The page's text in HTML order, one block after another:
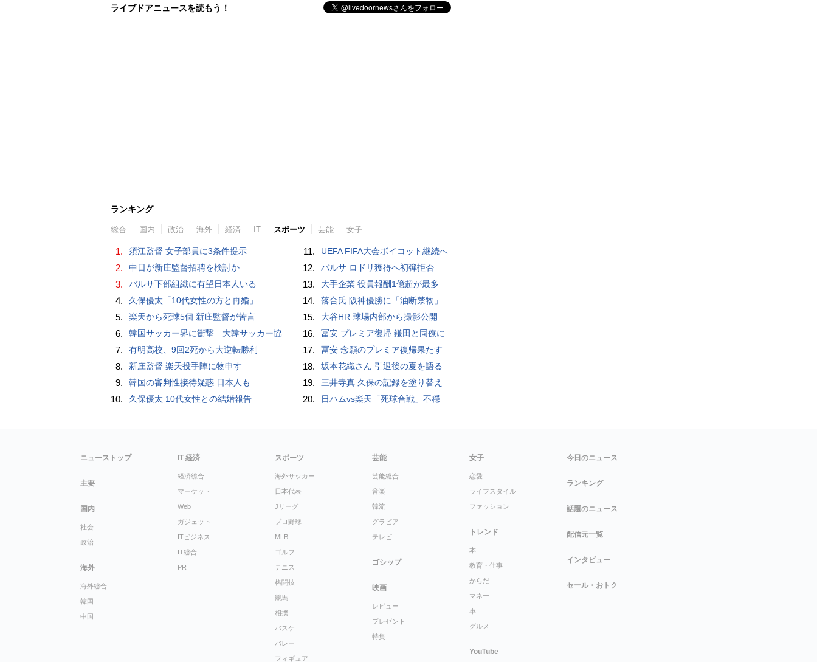
ライブドアニュースを読もう！
ランキング
総合 国内 政治 海外 経済 IT スポーツ 芸能 女子
1. 須江監督 女子部員に3条件提示
2. 中日が新庄監督招聘を検討か
3. バルサ下部組織に有望日本人いる
4. 久保優太「10代女性の方と再婚」
5. 楽天から死球5個 新庄監督が苦言
6. 韓国サッカー界に衝撃 大韓サッカー協会に外国人審判への“性的接待”疑惑 韓国メディアが報道
7. 有明高校、9回2死から大逆転勝利
8. 新庄監督 楽天投手陣に物申す
9. 韓国の審判性接待疑惑 日本人も
10. 久保優太 10代女性との結婚報告
11. UEFA FIFA大会ボイコット継続へ
12. バルサ ロドリ獲得へ初弾拒否
13. 大手企業 役員報酬1億超が最多
14. 落合氏 阪神優勝に「油断禁物」
15. 大谷HR 球場内部から撮影公開
16. 冨安 プレミア復帰 鎌田と同僚に
17. 冨安 念願のプレミア復帰果たす
18. 坂本花織さん 引退後の夏を語る
19. 三井寺真 久保の記録を塗り替え
20. 日ハムvs楽天「死球合戦」不穏
ニューストップ
主要
国内
社会
政治
海外
海外総合
韓国
中国
IT 経済
経済総合
マーケット
Web
ガジェット
ITビジネス
IT総合
PR
スポーツ
海外サッカー
日本代表
Jリーグ
プロ野球
MLB
ゴルフ
テニス
格闘技
競馬
相撲
バスケ
バレー
フィギュア
芸能
芸能総合
音楽
韓流
グラビア
テレビ
ゴシップ
映画
レビュー
プレゼント
特集
女子
恋愛
ライフスタイル
ファッション
トレンド
本
教育・仕事
からだ
マネー
車
グルメ
YouTube
今日のニュース
ランキング
話題のニュース
配信元一覧
インタビュー
セール・おトク